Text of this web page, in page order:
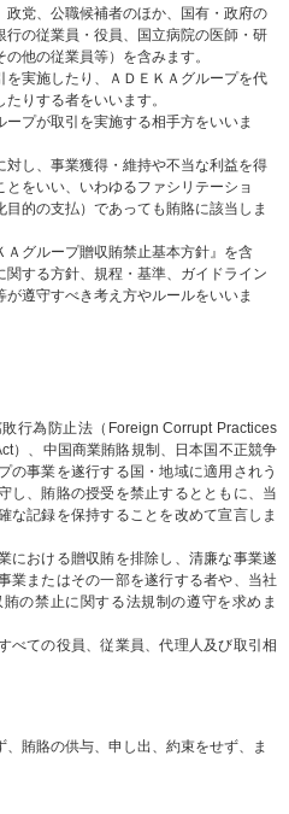
政党、公職候補者のほか、国有・政府の
の従業員・役員、国立病院の医師・研
他の従業員等）を含みます。
を実施したり、ＡＤＥＫＡグループを代
りする者をいいます。
ープが取引を実施する相手方をいいま
対し、事業獲得・維持や不当な利益を得
をいい、いわゆるファシリテーショ
的の支払）であっても賄賂に該当しま
Ａグループ贈収賄禁止基本方針』を含
する方針、規程・基準、ガイドライン
遵守すべき考え方やルールをいいま
行為防止法（Foreign Corrupt Practices
）、中国商業賄賂規制、日本国不正競争
の事業を遂行する国・地域に適用されう
し、賄賂の授受を禁止するとともに、当
な記録を保持することを改めて宣言しま
における贈収賄を排除し、清廉な事業遂
業またはその一部を遂行する者や、当社
の禁止に関する法規制の遵守を求めま
べての役員、従業員、代理人及び取引相
賄賂の供与、申し出、約束をせず、ま